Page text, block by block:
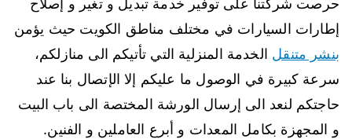
حرصت شركتنا على توفير خدمة تبديل و تغير و إصلاح
إطارات السيارات في مختلف مناطق الكويت حيث يؤمن
بنشر متنقل الخدمة المنزلية التي تأتيكم الى منازلكم،
سرعة كبيرة في الوصول ما عليكم إلا الإتصال بنا عند
حاجتكم لنعد الى إرسال الورشة المختصة الى باب البيت
و المجهزة بكامل المعدات و أبرع العاملين و الفنين.